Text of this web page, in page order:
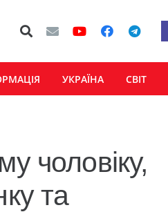
УКРАЇНА СВІТ
чоловіку,
та